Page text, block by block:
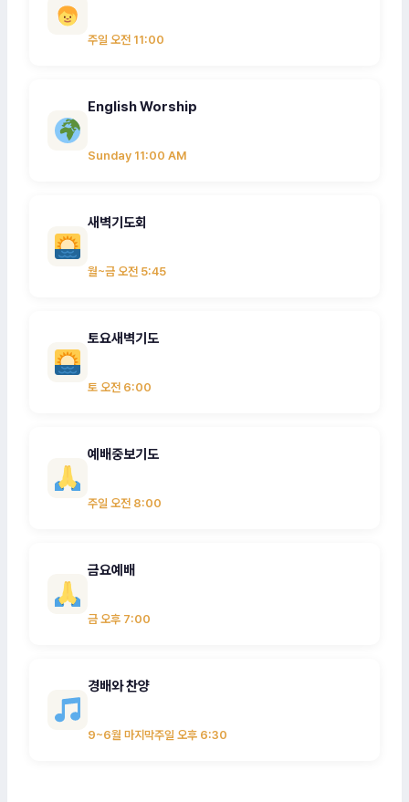
주일 오전 11:00
English Worship
Sunday 11:00 AM
새벽기도회
월~금 오전 5:45
토요새벽기도
토 오전 6:00
예배중보기도
주일 오전 8:00
금요예배
금 오후 7:00
경배와 찬양
9~6월 마지막주일 오후 6:30